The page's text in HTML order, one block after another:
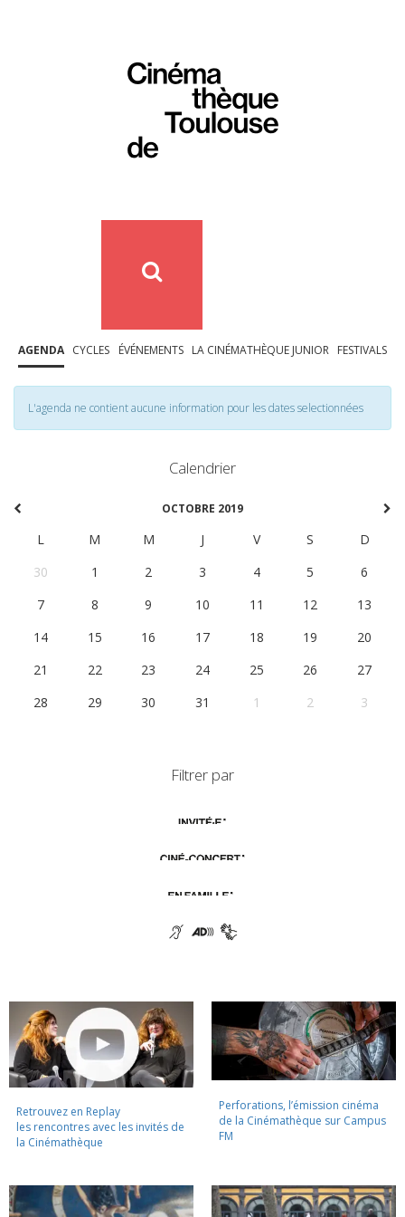
AGENDA CYCLES ÉVÉNEMENTS LA CINÉMATHÈQUE JUNIOR FESTIVALS
L'agenda ne contient aucune information pour les dates selectionnées
Calendrier
OCTOBRE 2019
L M M J V S
D
30
1 2 3 4 5
6
7
8 9 10 11 12
13
14
15 16 17 18 19
20
21
22 23 24 25 26
27
28
29 30 31 1 2 3
Filtrer par
Retrouvez en Replay
les rencontres avec les invités de
la Cinémathèque
Perforations, l’émission cinéma
de la Cinémathèque sur Campus
FM